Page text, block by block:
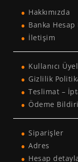
Hakkımızda
Banka
İletişim
Kullanıcı
Gizlilik
Teslimat –
Ödeme
Siparişler
Adres
Hesap